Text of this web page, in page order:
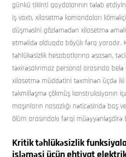
günkü tikinti qaydalarının tələb
iş vaxtı, xilasetmə komandaları
düşməsini gözləmədən xilasetmə
etməlidə olduqda böyük fərq yaradır.
təhlükəsizlik hesabatlarına əsasən,
təxirəsalınmaz personal arasında belə
xilasetmə müddətini təxminən üçdə iki
təkmilləşmə çökmüş konstruksiyanın
maşınların nasazlığı nəticəsində baş
ölüm arasındakı fərqi müəyyənləşdirə
Kritik təhlükəsizlik